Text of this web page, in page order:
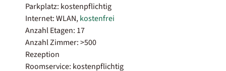
Parkplatz: kostenpflichtig
Internet: WLAN,kostenfrei
Anzahl Etagen: 17
Anzahl Zimmer: >500
Rezeption
Roomservice: kostenpflichtig